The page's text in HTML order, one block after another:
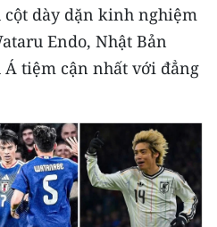
dày dặn kinh nghiệm
Endo, Nhật Bản
Á tiệm cận nhất với đẳng